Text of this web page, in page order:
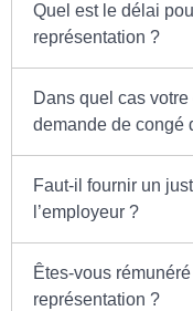
Quel est le délai
représentation ?
Dans quel cas
demande de congé
Faut-il fournir un
l’employeur ?
Êtes-vous
représentation ?